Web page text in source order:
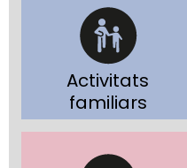
Activitats
familiars